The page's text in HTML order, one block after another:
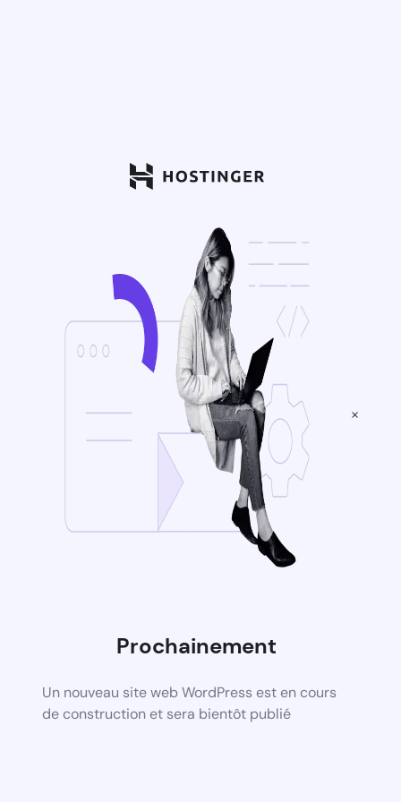
Prochainement
Un nouveau site web WordPress est en cours
de construction et sera bientôt publié
×